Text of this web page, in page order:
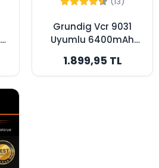
Grundig Vcr 9031
Uyumlu 6400mAh
Bataryası - Yüksek
Kapasite
1.899,95 TL